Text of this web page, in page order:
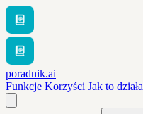
poradnik.ai
Funkcje Korzyści Jak to działa